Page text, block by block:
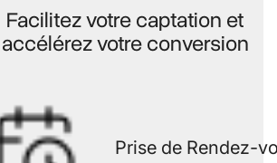
Facilitez votre captation et
accélérez votre conversion
Prise de Rendez-